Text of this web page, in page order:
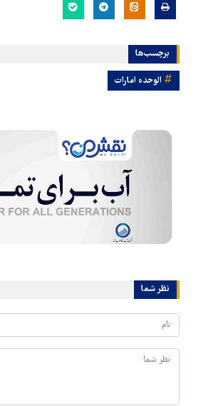
برچسب‌ها
الوحده امارات
نظر شما